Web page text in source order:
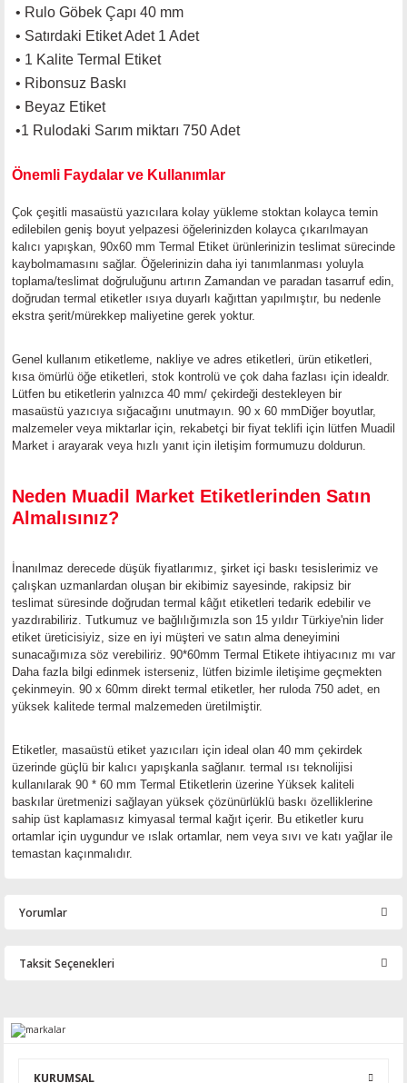
• Rulo Göbek Çapı 40 mm
• Satırdaki Etiket Adet 1 Adet
• 1 Kalite Termal Etiket
• Ribonsuz Baskı
• Beyaz Etiket
•1 Rulodaki Sarım miktarı 750 Adet
Önemli Faydalar ve Kullanımlar
Çok çeşitli masaüstü yazıcılara kolay yükleme stoktan kolayca temin
edilebilen geniş boyut yelpazesi öğelerinizden kolayca çıkarılmayan
kalıcı yapışkan, 90x60 mm Termal Etiket ürünlerinizin teslimat sürecinde
kaybolmamasını sağlar. Öğelerinizin daha iyi tanımlanması yoluyla
toplama/teslimat doğruluğunu artırın Zamandan ve paradan tasarruf edin,
doğrudan termal etiketler ısıya duyarlı kağıttan yapılmıştır, bu nedenle
ekstra şerit/mürekkep maliyetine gerek yoktur.
Genel kullanım etiketleme, nakliye ve adres etiketleri, ürün etiketleri,
kısa ömürlü öğe etiketleri, stok kontrolü ve çok daha fazlası için idealdr.
Lütfen bu etiketlerin yalnızca 40 mm/ çekirdeği destekleyen bir
masaüstü yazıcıya sığacağını unutmayın. 90 x 60 mmDiğer boyutlar,
malzemeler veya miktarlar için, rekabetçi bir fiyat teklifi için lütfen Muadil
Market i arayarak veya hızlı yanıt için iletişim formumuzu doldurun.
Neden Muadil Market Etiketlerinden Satın
Almalısınız?
İnanılmaz derecede düşük fiyatlarımız, şirket içi baskı tesislerimiz ve
çalışkan uzmanlardan oluşan bir ekibimiz sayesinde, rakipsiz bir
teslimat süresinde doğrudan termal kâğıt etiketleri tedarik edebilir ve
yazdırabiliriz. Tutkumuz ve bağlılığımızla son 15 yıldır Türkiye'nin lider
etiket üreticisiyiz, size en iyi müşteri ve satın alma deneyimini
sunacağımıza söz verebiliriz. 90*60mm Termal Etikete ihtiyacınız mı var
Daha fazla bilgi edinmek isterseniz, lütfen bizimle iletişime geçmekten
çekinmeyin. 90 x 60mm direkt termal etiketler, her ruloda 750 adet, en
yüksek kalitede termal malzemeden üretilmiştir.
Etiketler, masaüstü etiket yazıcıları için ideal olan 40 mm çekirdek
üzerinde güçlü bir kalıcı yapışkanla sağlanır. termal ısı teknolijisi
kullanılarak 90 * 60 mm Termal Etiketlerin üzerine Yüksek kaliteli
baskılar üretmenizi sağlayan yüksek çözünürlüklü baskı özelliklerine
sahip üst kaplamasız kimyasal termal kağıt içerir. Bu etiketler kuru
ortamlar için uygundur ve ıslak ortamlar, nem veya sıvı ve katı yağlar ile
temastan kaçınmalıdır.
Yorumlar
Taksit Seçenekleri
KURUMSAL